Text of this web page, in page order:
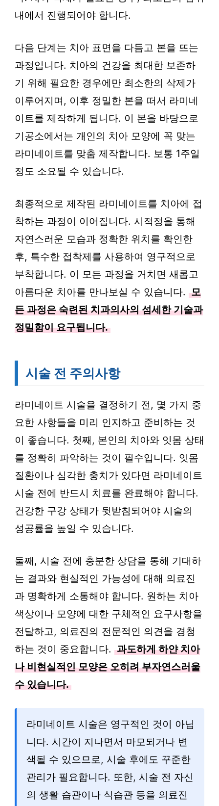
내에서 진행되어야 합니다.
다음 단계는 치아 표면을 다듬고 본을 뜨는
과정입니다. 치아의 건강을 최대한 보존하
기 위해 필요한 경우에만 최소한의 삭제가
이루어지며, 이후 정밀한 본을 떠서 라미네
이트를 제작하게 됩니다. 이 본을 바탕으로
기공소에서는 개인의 치아 모양에 꼭 맞는
라미네이트를 맞춤 제작합니다. 보통 1주일
정도 소요될 수 있습니다.
최종적으로 제작된 라미네이트를 치아에 접
착하는 과정이 이어집니다. 시적정을 통해
자연스러운 모습과 정확한 위치를 확인한
후, 특수한 접착제를 사용하여 영구적으로
부착합니다. 이 모든 과정을 거치면 새롭고
아름다운 치아를 만나보실 수 있습니다. 모
든 과정은 숙련된 치과의사의 섬세한 기술과
정밀함이 요구됩니다.
시술 전 주의사항
라미네이트 시술을 결정하기 전, 몇 가지 중
요한 사항들을 미리 인지하고 준비하는 것
이 좋습니다. 첫째, 본인의 치아와 잇몸 상태
를 정확히 파악하는 것이 필수입니다. 잇몸
질환이나 심각한 충치가 있다면 라미네이트
시술 전에 반드시 치료를 완료해야 합니다.
건강한 구강 상태가 뒷받침되어야 시술의
성공률을 높일 수 있습니다.
둘째, 시술 전에 충분한 상담을 통해 기대하
는 결과와 현실적인 가능성에 대해 의료진
과 명확하게 소통해야 합니다. 원하는 치아
색상이나 모양에 대한 구체적인 요구사항을
전달하고, 의료진의 전문적인 의견을 경청
하는 것이 중요합니다. 과도하게 하얀 치아
나 비현실적인 모양은 오히려 부자연스러울
수 있습니다.
라미네이트 시술은 영구적인 것이 아닙
니다. 시간이 지나면서 마모되거나 변
색될 수 있으므로, 시술 후에도 꾸준한
관리가 필요합니다. 또한, 시술 전 자신
의 생활 습관이나 식습관 등을 의료진